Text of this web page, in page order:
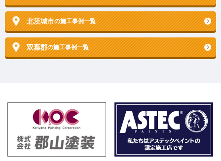
北茨城市の施工事例一覧
双葉郡の施工事例一覧